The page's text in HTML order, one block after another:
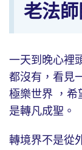
老法
一天到晚心裡
都沒有，看見
極樂世界 ，希
是轉凡成聖。
轉境界不是從